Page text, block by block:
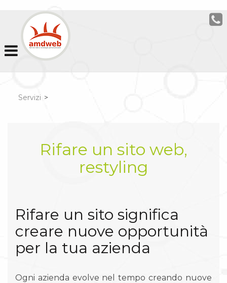
Servizi >
Rifare un sito web,
restyling
Rifare un sito significa
creare nuove opportunità
per la tua azienda
Ogni azienda evolve nel tempo creando nuove